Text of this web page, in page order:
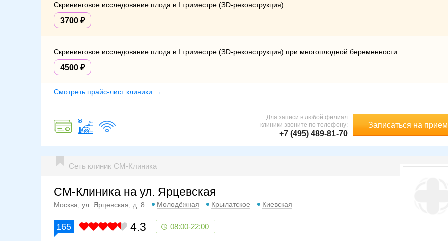
Скрининговое исследование плода в I триместре (3D-реконструкция)
3700
Скрининговое исследование плода в I триместре (3D-реконструкция) при многоплодной беременности
4500
Смотреть прайс-лист клиники →
Записаться на прием
Для записи в любой филиал
клиники звоните по телефону:
+7 (495) 489-81-70
Сеть клиник СМ-Клиника
СМ-Клиника на ул. Ярцевская
Москва, ул. Ярцевская, д. 8 Молодёжная Крылатское Киевская
165 4.3 08:00-22:00